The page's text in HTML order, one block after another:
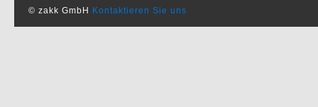
© zakk GmbH Kontaktieren Sie uns